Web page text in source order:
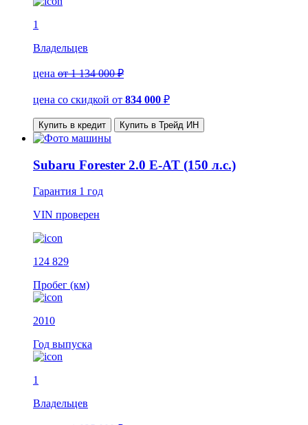
1
Владельцев
цена от 1 134 000 ₽
цена со скидкой от 834 000 ₽
Купить в кредит Купить в Трейд ИН
Subaru Forester 2.0 E-AT (150 л.с.)
Гарантия 1 год
VIN проверен
124 829
Пробег (км)
2010
Год выпуска
1
Владельцев